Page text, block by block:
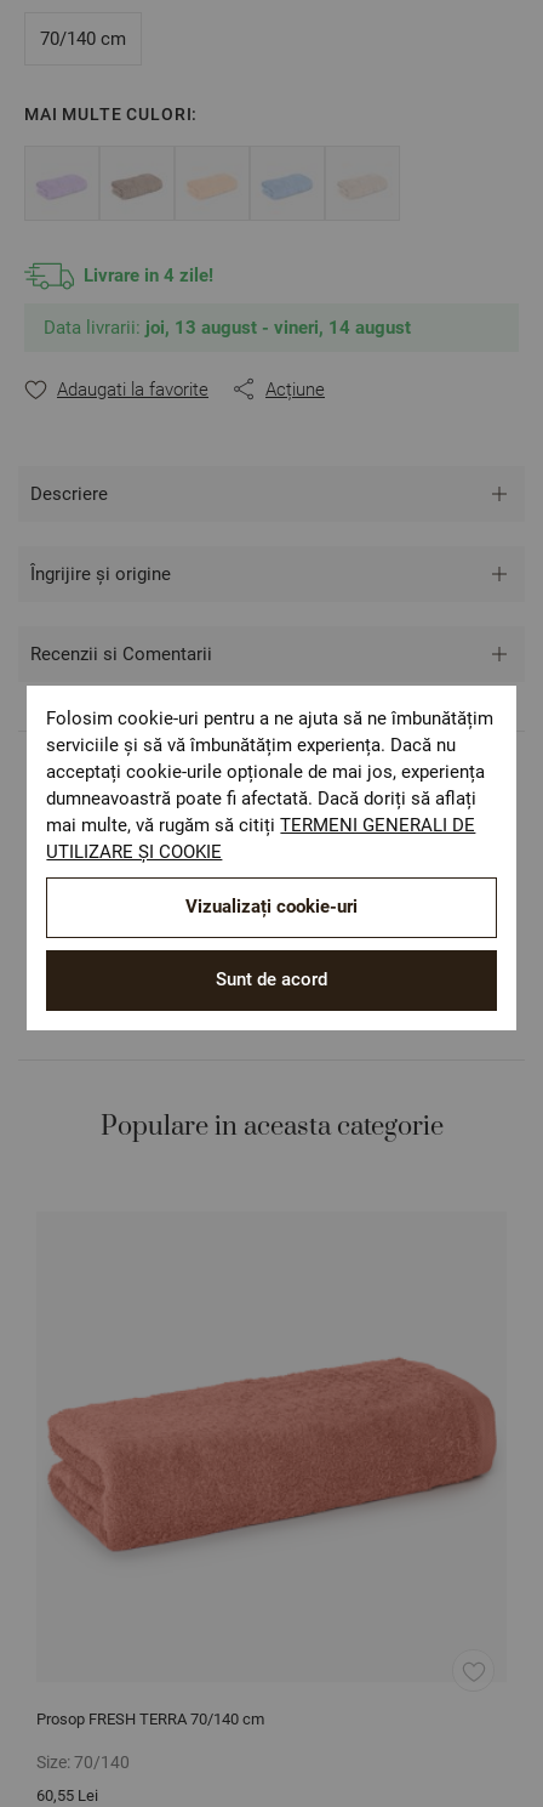
prosoape, seria Sofia pentru baia dumneavoastră.
Culoare: Gri
70/140 cm
MAI MULTE CULORI:
Livrare in 4 zile!
Data livrarii: joi, 13 august - vineri, 14 august
Adaugati la favorite Acțiune
Descriere
Îngrijire și origine
Recenzii si Comentarii
Livrare rapida
Costul de livrare este 19.60 lei pe teritoriul
României.
ОЕКО-ТЕX STANDARD 100
Materiale textile care sunt sigure pentru
sănătatea dumneavoastră.
Design autentic
Culori și imprimeuri pentru orice stil și
preferință.
Populare in aceasta categorie
Prosop FRESH TERRA 70/140 cm
Size:70/140
60,55 Lei
Folosim cookie-uri pentru a ne ajuta să ne îmbunătățim
serviciile și să vă îmbunătățim experiența. Dacă nu
acceptați cookie-urile opționale de mai jos, experiența
dumneavoastră poate fi afectată. Dacă doriți să aflați
mai multe, vă rugăm să citițiTERMENI GENERALI DE
UTILIZARE ȘI COOKIE
Sunt de acord
Vizualizați cookie-uri